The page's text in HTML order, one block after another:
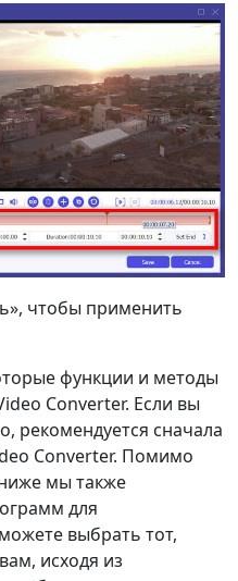
чтобы применить
функции и методы
Converter. Если вы
рекомендуется сначала
Converter. Помимо
ниже мы также
для
выбрать тот,
исходя из